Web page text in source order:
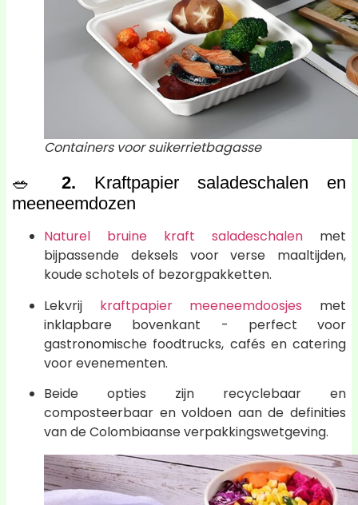
Containers voor suikerrietbagasse
🥗 2. Kraftpapier saladeschalen en
meeneemdozen
Naturel bruine kraft saladeschalen met
bijpassende deksels voor verse maaltijden,
koude schotels of bezorgpakketten.
Lekvrij kraftpapier meeneemdoosjes met
inklapbare bovenkant - perfect voor
gastronomische foodtrucks, cafés en catering
voor evenementen.
Beide opties zijn recyclebaar en
composteerbaar en voldoen aan de definities
van de Colombiaanse verpakkingswetgeving.